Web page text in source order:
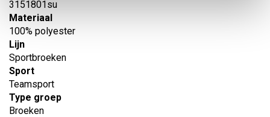
3151801su
Materiaal
100% polyester
Lijn
Sportbroeken
Sport
Teamsport
Type groep
Broeken